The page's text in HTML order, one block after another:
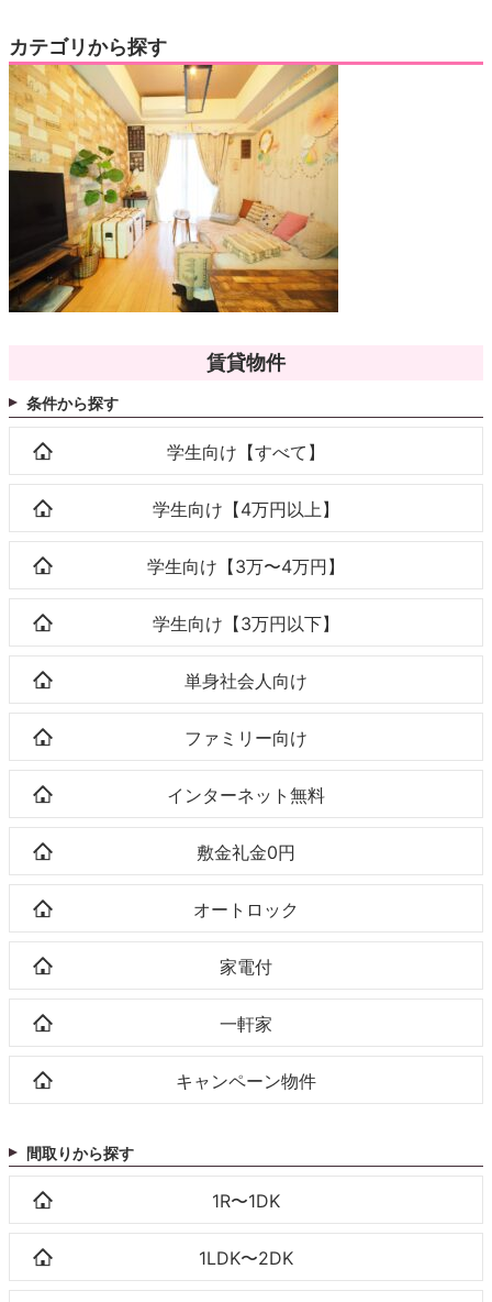
カテゴリから探す
賃貸物件
条件から探す
学生向け【すべて】
学生向け【4万円以上】
学生向け【3万〜4万円】
学生向け【3万円以下】
単身社会人向け
ファミリー向け
インターネット無料
敷金礼金0円
オートロック
家電付
一軒家
キャンペーン物件
間取りから探す
1R〜1DK
1LDK〜2DK